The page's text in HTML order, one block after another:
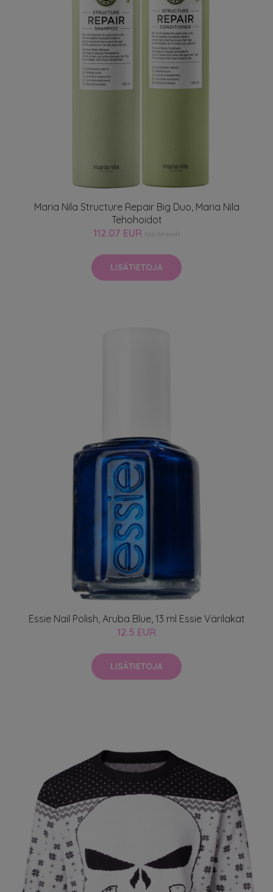
Maria Nila Structure Repair Big Duo, Maria Nila
Tehohoidot
112.07 EUR
LISÄTIETOJA
Essie Nail Polish, Aruba Blue, 13 ml Essie Värilakat
12.5 EUR
LISÄTIETOJA